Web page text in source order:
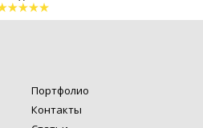
Портфолио
Контакты